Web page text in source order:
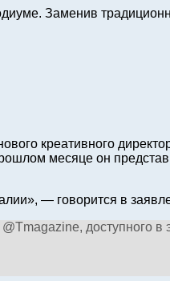
Заменив
креативного
месяце он
— говорится в
доступного в